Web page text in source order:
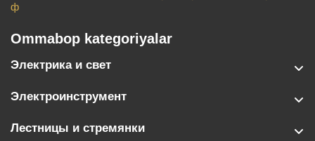
ф
Ommabop kategoriyalar
Электрика и свет
Электроинструмент
Лестницы и стремянки